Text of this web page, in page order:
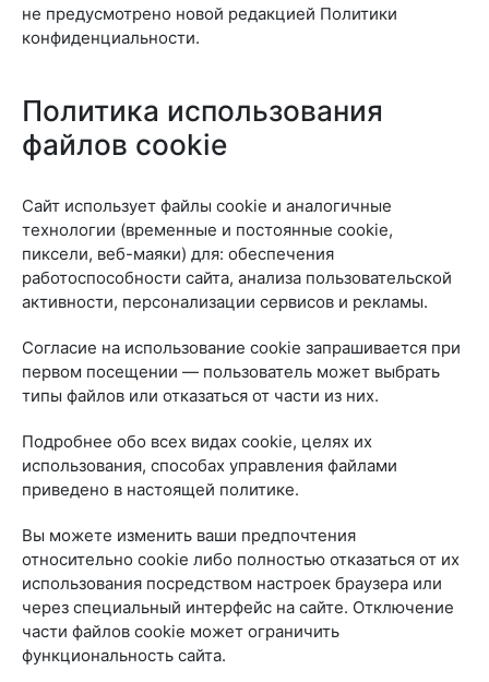
не предусмотрено новой редакцией Политики
конфиденциальности.
Политика использования
файлов cookie
Сайт использует файлы cookie и аналогичные
технологии (временные и постоянные cookie,
пиксели, веб-маяки) для: обеспечения
работоспособности сайта, анализа пользовательской
активности, персонализации сервисов и рекламы.
Согласие на использование cookie запрашивается при
первом посещении — пользователь может выбрать
типы файлов или отказаться от части из них.
Подробнее обо всех видах cookie, целях их
использования, способах управления файлами
приведено в настоящей политике.
Вы можете изменить ваши предпочтения
относительно cookie либо полностью отказаться от их
использования посредством настроек браузера или
через специальный интерфейс на сайте. Отключение
части файлов cookie может ограничить
функциональность сайта.